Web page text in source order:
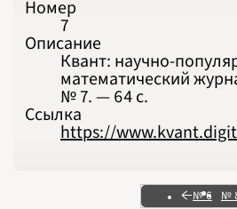
Номер
7
Описание
Квант: научно-
математический
№ 7. — 64 с.
Ссылка
https://
№ 6 №